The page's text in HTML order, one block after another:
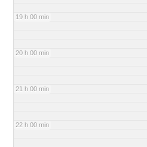
19 h 00 min
20 h 00 min
21 h 00 min
22 h 00 min